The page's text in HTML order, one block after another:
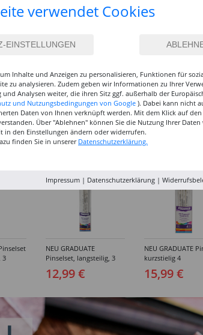
3
NEU GRADUATE
Pinselset, langsteilig, 3
12,99 €
NEU GRADUATE
kurzstielig 4
15,99 €
verwendet Cookies
Inhalte und Anzeigen zu personalisieren, Funktionen für
zu analysieren. Zudem geben wir Informationen zu Ihrer
und Analysen weiter, die ihren Sitz ggf. außerhalb der
und Nutzungsbedingungen von Google ). Dabei kann nicht
Daten von Ihnen verknüpft werden. Mit dem Klick auf
Über "Ablehnen" können Sie die Nutzung Ihrer
in den Einstellungen ändern oder widerrufen.
finden Sie in unserer Datenschutzerklärung.
Impressum| Datenschutzerklärung|